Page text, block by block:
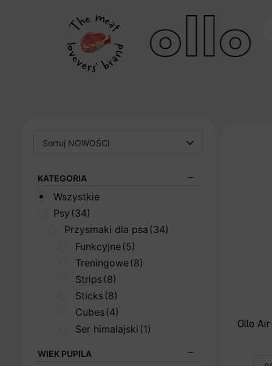
Sortuj NOWOŚCI
KATEGORIA
Wszystkie
Psy (34)
Przysmaki dla psa (34)
Funkcyjne (5)
Treningowe (8)
Strips (8)
Sticks (8)
Cubes (4)
Ser himalajski (1)
WIEK PUPILA
Ollo